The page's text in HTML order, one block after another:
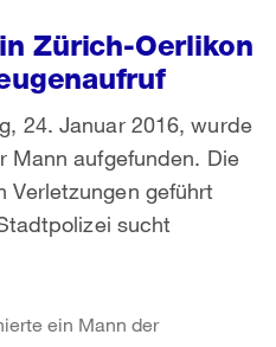
Zürich-Oerlikon
24. Januar 2016, wurde
Mann aufgefunden. Die
Verletzungen geführt
sucht
ein Mann der